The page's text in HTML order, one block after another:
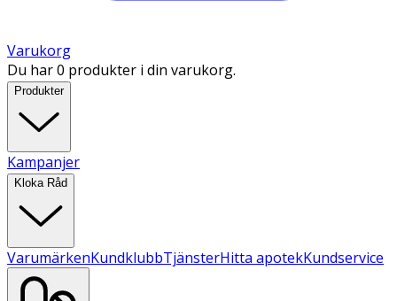
Varukorg
Du har 0 produkter i din varukorg.
Produkter
Kampanjer
Kloka Råd
VarumärkenKundklubbTjänsterHitta apotekKundservice